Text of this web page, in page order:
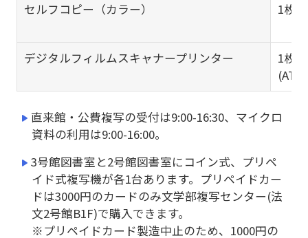
セルフコピー（カラー） 1枚
デジタルフィルムスキャナープリンター
1枚
直来館・公費複写の受付は9:00-16:30、マイクロ
資料の利用は9:00-16:00。
3号館図書室と2号館図書室にコイン式、プリペ
イド式複写機が各1台あります。プリペイドカー
ドは3000円のカードのみ文学部複写センター(法
文2号館B1F)で購入できます。
※プリペイドカード製造中止のため、1000円の